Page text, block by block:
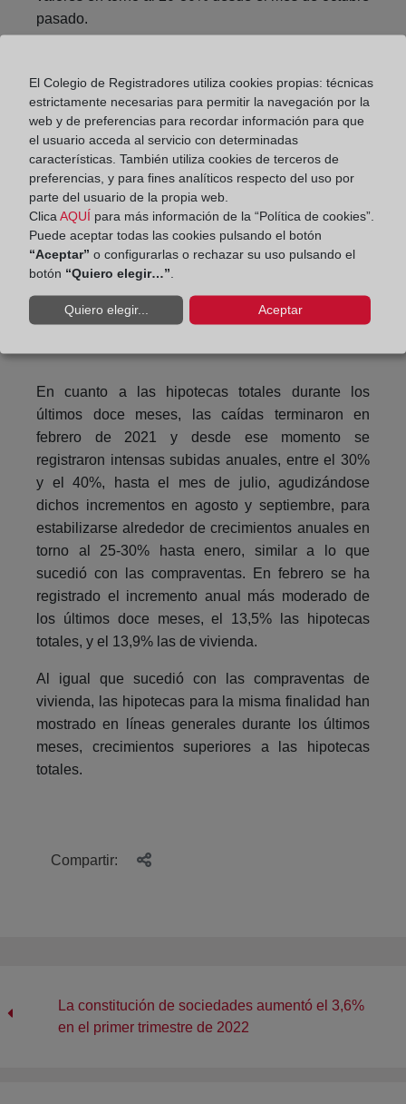
pasado.
con los meses más duros de la pandemia, en los
últimos ocho meses se ha producido un incremento
anual mayor de compraventas de vivienda frente al
de compraventas totales.
En cuanto a las hipotecas totales durante los
últimos doce meses, las caídas terminaron en
febrero de 2021 y desde ese momento se
registraron intensas subidas anuales, entre el 30%
y el 40%, hasta el mes de julio, agudizándose
dichos incrementos en agosto y septiembre, para
estabilizarse alrededor de crecimientos anuales en
torno al 25-30% hasta enero, similar a lo que
sucedió con las compraventas. En febrero se ha
registrado el incremento anual más moderado de
los últimos doce meses, el 13,5% las hipotecas
totales, y el 13,9% las de vivienda.
Al igual que sucedió con las compraventas de
vivienda, las hipotecas para la misma finalidad han
mostrado en líneas generales durante los últimos
meses, crecimientos superiores a las hipotecas
totales.
Compartir:
La constitución de sociedades aumentó el 3,6%
en el primer trimestre de 2022
El Colegio de Registradores utiliza cookies propias: técnicas
estrictamente necesarias para permitir la navegación por la
web y de preferencias para recordar información para que
el usuario acceda al servicio con determinadas
características. También utiliza cookies de terceros de
preferencias, y para fines analíticos respecto del uso por
parte del usuario de la propia web.
Clica AQUÍ para más información de la “Política de cookies”.
Puede aceptar todas las cookies pulsando el botón
“Aceptar” o configurarlas o rechazar su uso pulsando el
botón “Quiero elegir…”
Quiero elegir... Aceptar